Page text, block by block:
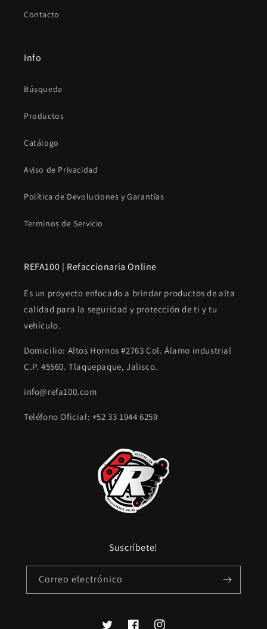
Contacto
Info
Búsqueda
Productos
Catálogo
Aviso de Privacidad
Política de Devoluciones y Garantías
Terminos de Servicio
REFA100 | Refaccionaria Online
Es un proyecto enfocado a brindar productos de alta
calidad para la seguridad y protección de ti y tu
vehículo.
Domicilio: Altos Hornos #2763 Col. Álamo industrial
C.P. 45560. Tlaquepaque, Jalisco.
info@refa100.com
Teléfono Oficial: +52 33 1944 6259
Suscríbete!
Correo electrónico